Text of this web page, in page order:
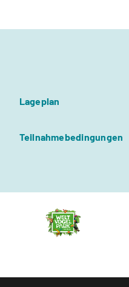
Lageplan
Teilnahmebedingungen